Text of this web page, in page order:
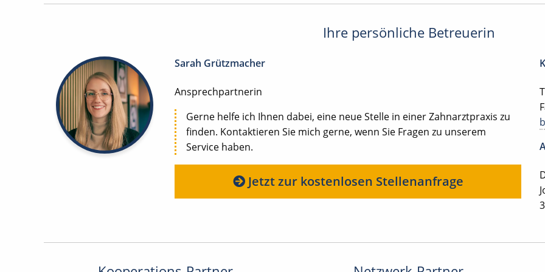
Ihre persönliche Betreuerin
Sarah Grützmacher
Ansprechpartnerin
Gerne helfe ich Ihnen dabei, eine neue Stelle in einer Zahnarztpraxis zu
finden. Kontaktieren Sie mich gerne, wenn Sie Fragen zu unserem
Service haben.
Jetzt zur kostenlosen Stellenanfrage